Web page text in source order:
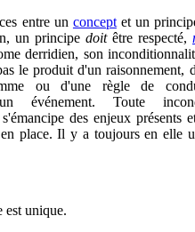
entre un conceptet un
un principe doitêtre respecté,
derridien, son
le produit d'un raisonnement,
ou d'une règle de
événement. Toute
des enjeux présents
place. Il y a toujours en elle
est unique.